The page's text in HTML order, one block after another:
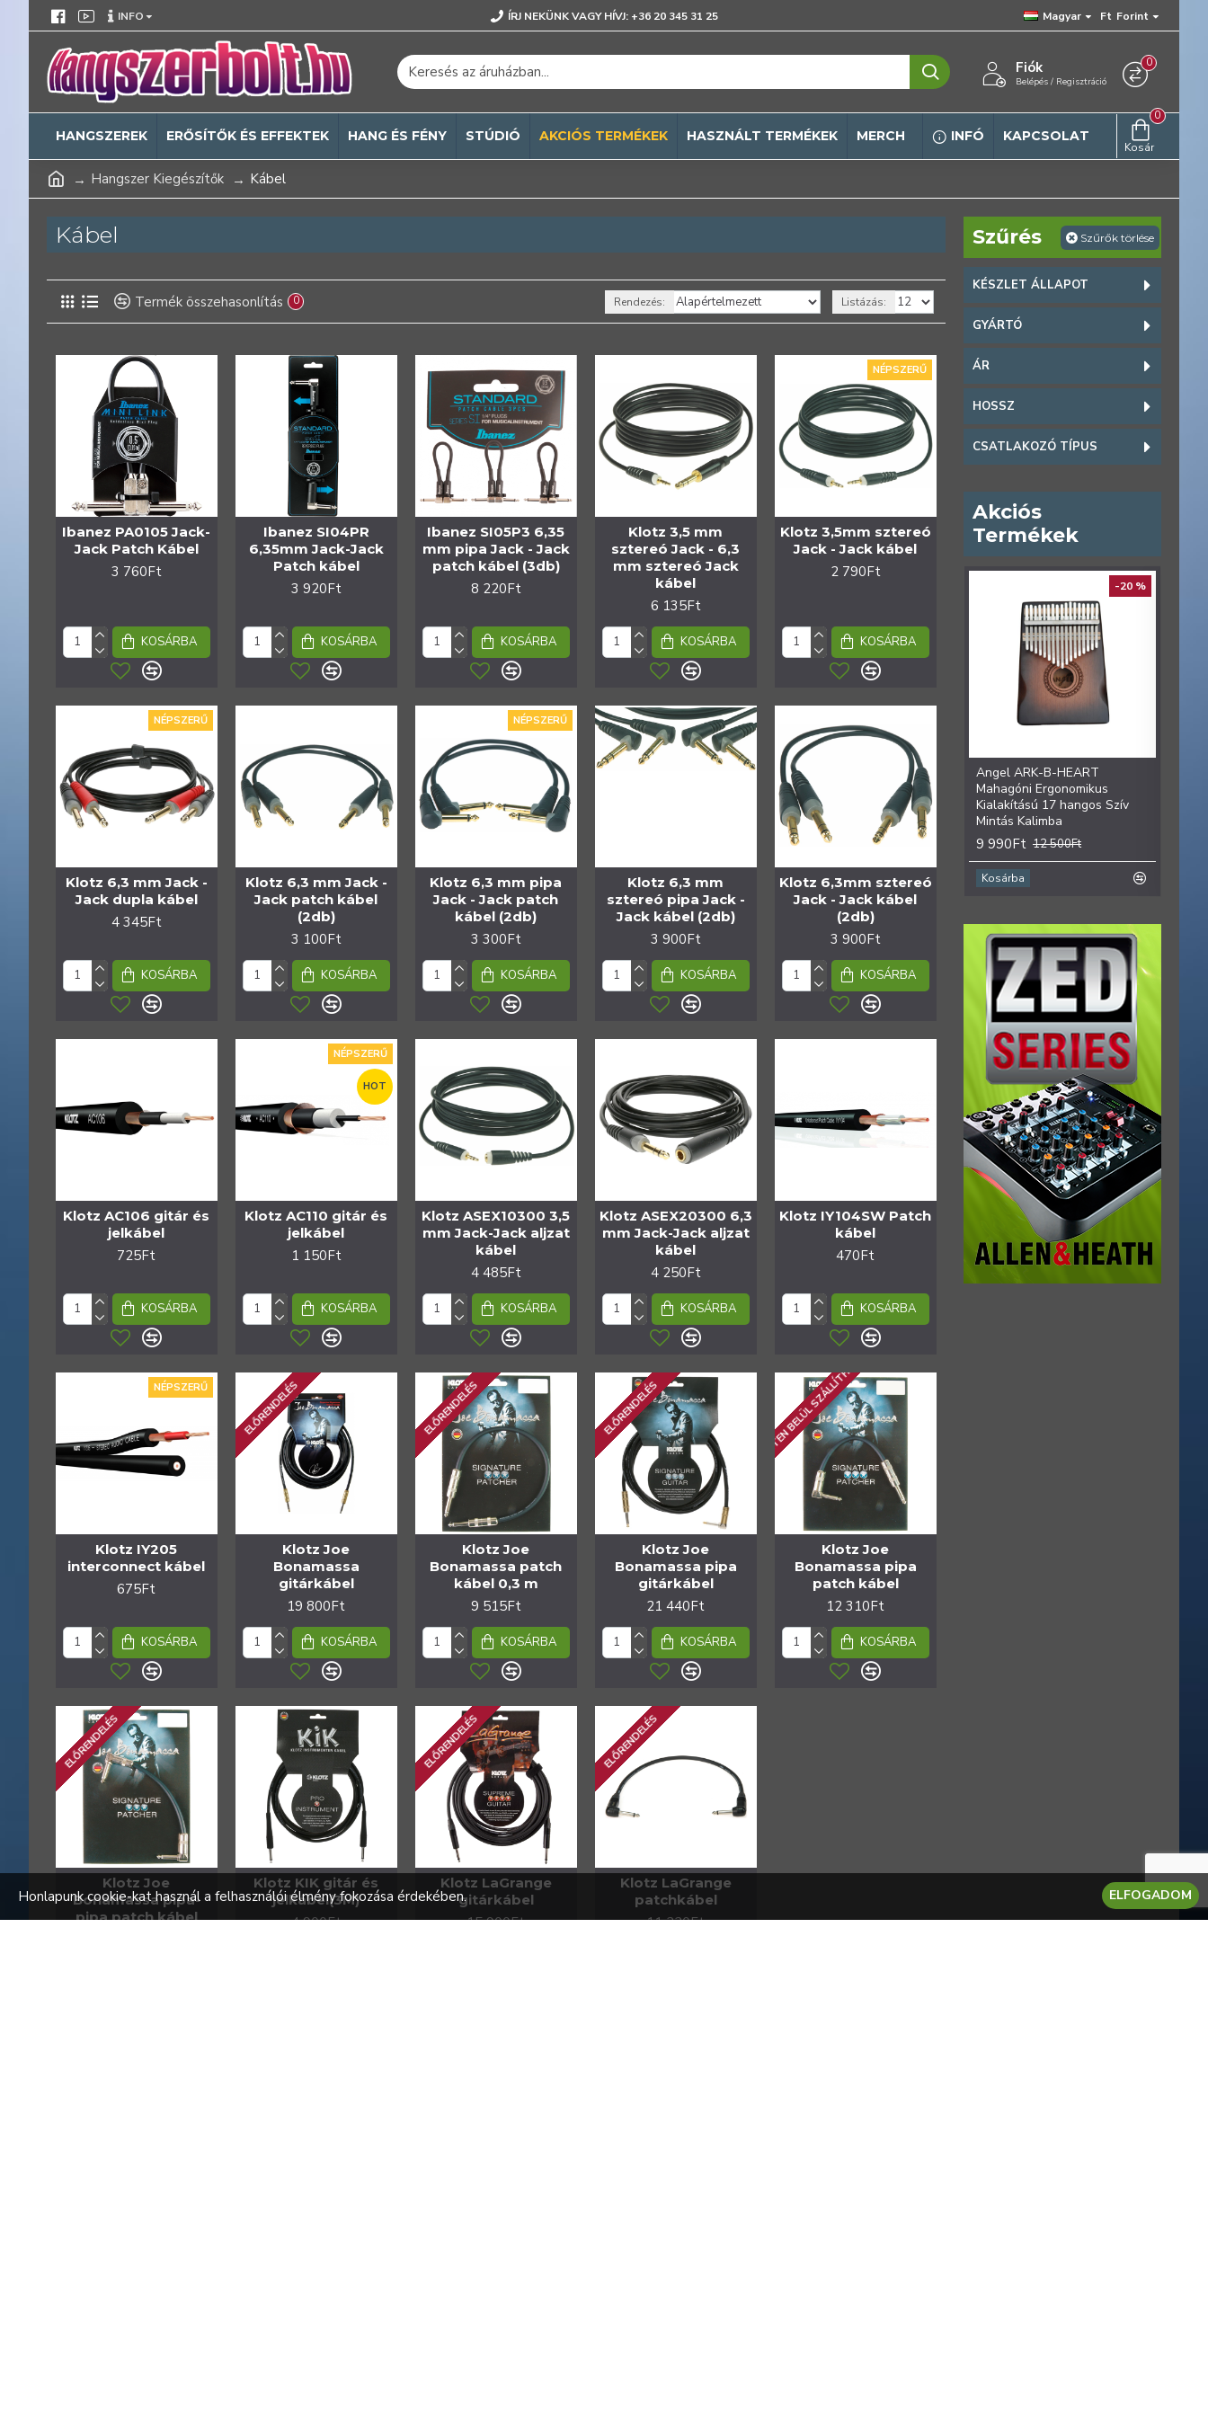
INFO ÍRJ NEKÜNK VAGY HÍVJ: +36 20 345 31 25 Magyar Ft Forint
Fiók
Belépés / Regisztráció
0
HANGSZEREK ERŐSÍTŐK ÉS EFFEKTEK HANG ÉS FÉNY STÚDIÓ AKCIÓS TERMÉKEK HASZNÁLT TERMÉKEK MERCH INFÓ KAPCSOLAT
Kosár
0
Hangszer Kiegészítők Kábel
Kábel
Termék összehasonlítás 0 Rendezés: Listázás:
Ibanez PA0105 Jack-
Jack Patch Kábel
3 760Ft
KOSÁRBA
Ibanez SI04PR
6,35mm Jack-Jack
Patch kábel
3 920Ft
KOSÁRBA
Ibanez SI05P3 6,35
mm pipa Jack - Jack
patch kábel (3db)
8 220Ft
KOSÁRBA
Klotz 3,5 mm
sztereó Jack - 6,3
mm sztereó Jack
kábel
6 135Ft
KOSÁRBA
NÉPSZERŰ
Klotz 3,5mm sztereó
Jack - Jack kábel
2 790Ft
KOSÁRBA
NÉPSZERŰ
Klotz 6,3 mm Jack -
Jack dupla kábel
4 345Ft
KOSÁRBA
Klotz 6,3 mm Jack -
Jack patch kábel
(2db)
3 100Ft
KOSÁRBA
NÉPSZERŰ
Klotz 6,3 mm pipa
Jack - Jack patch
kábel (2db)
3 300Ft
KOSÁRBA
Klotz 6,3 mm
sztereó pipa Jack -
Jack kábel (2db)
3 900Ft
KOSÁRBA
Klotz 6,3mm sztereó
Jack - Jack kábel
(2db)
3 900Ft
KOSÁRBA
Klotz AC106 gitár és
jelkábel
725Ft
KOSÁRBA
NÉPSZERŰ
HOT
Klotz AC110 gitár és
jelkábel
1 150Ft
KOSÁRBA
Klotz ASEX10300 3,5
mm Jack-Jack aljzat
kábel
4 485Ft
KOSÁRBA
Klotz ASEX20300 6,3
mm Jack-Jack aljzat
kábel
4 250Ft
KOSÁRBA
Klotz IY104SW Patch
kábel
470Ft
KOSÁRBA
NÉPSZERŰ
Klotz IY205
interconnect kábel
675Ft
KOSÁRBA
ELŐRENDELÉS
Klotz Joe
Bonamassa
gitárkábel
19 800Ft
KOSÁRBA
ELŐRENDELÉS
Klotz Joe
Bonamassa patch
kábel 0,3 m
9 515Ft
KOSÁRBA
ELŐRENDELÉS
Klotz Joe
Bonamassa pipa
gitárkábel
21 440Ft
KOSÁRBA
1 HÉTEN BELÜL SZÁLLÍTHATÓ
Klotz Joe
Bonamassa pipa
patch kábel
12 310Ft
KOSÁRBA
ELŐRENDELÉS
Klotz Joe
Bonamassa pipa-
pipa patch kábel
Klotz KIK gitár és
jelkábel(3M)
4 900Ft
ELŐRENDELÉS
Klotz LaGrange
gitárkábel
15 900Ft
ELŐRENDELÉS
Klotz LaGrange
patchkábel
11 220Ft
Szűrés Szűrők törlése
ÁR
GYÁRTÓ
HOSSZ
CSATLAKOZÓ TÍPUS
KÉSZLET ÁLLAPOT
Akciós
Termékek
-20 %
Angel ARK-B-HEART
Mahagóni Ergonomikus
Kialakítású 17 hangos Szív
Mintás Kalimba
9 990Ft 12 500Ft
Kosárba
ELFOGADOM
Honlapunk cookie-kat használ a felhasználói élmény fokozása érdekében.